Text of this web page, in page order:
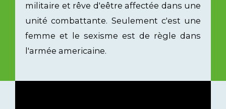
militaire et rêve d'eêtre affectée dans une
unité combattante. Seulement c'est une
femme et le sexisme est de règle dans
l'armée americaine.